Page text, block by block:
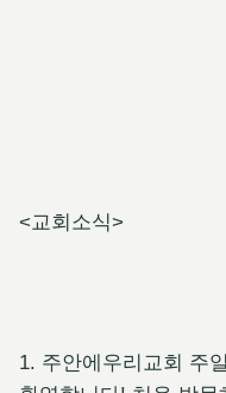
<교회소식>
1. 주안에우리교회 주